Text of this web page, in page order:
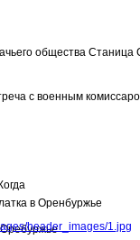
общества Станица
с военным
Оребуржье
в Оренбуржье
header_images/1.jpg